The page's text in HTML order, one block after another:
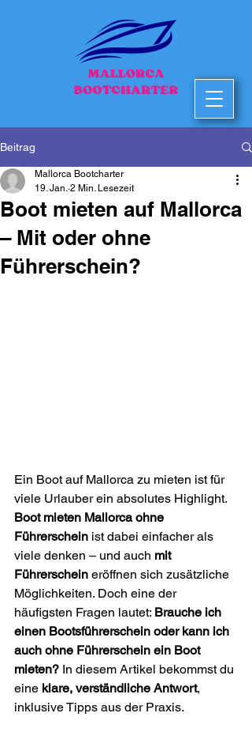
Beitrag
Boot mieten auf Mallorca
– Mit oder ohne
Führerschein?
Mallorca Bootcharter
19. Jan. 2 Min. Lesezeit
Ein Boot auf Mallorca zu mieten ist für
viele Urlauber ein absolutes Highlight.
Boot mieten Mallorca ohne
Führerschein ist dabei einfacher als
viele denken – und auch mit
Führerschein eröffnen sich zusätzliche
Möglichkeiten. Doch eine der
häufigsten Fragen lautet: Brauche ich
einen Bootsführerschein oder kann ich
auch ohne Führerschein ein Boot
mieten? In diesem Artikel bekommst du
eine klare, verständliche Antwort,
inklusive Tipps aus der Praxis.